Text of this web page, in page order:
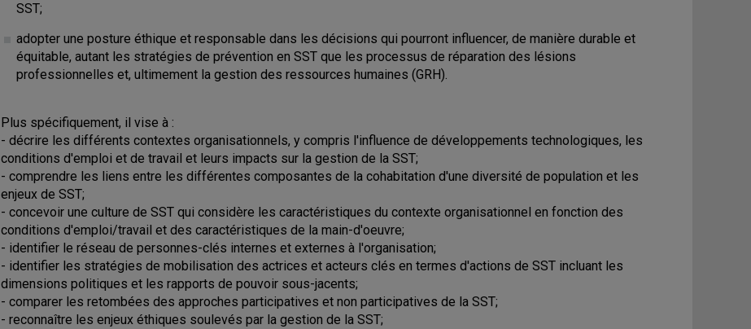
SST;
adopter une posture éthique et responsable dans les décisions qui pourront influencer, de manière durable et
équitable, autant les stratégies de prévention en SST que les processus de réparation des lésions
professionnelles et, ultimement la gestion des ressources humaines (GRH).
Plus spécifiquement, il vise à :
- décrire les différents contextes organisationnels, y compris l'influence de développements technologiques, les
conditions d'emploi et de travail et leurs impacts sur la gestion de la SST;
- comprendre les liens entre les différentes composantes de la cohabitation d'une diversité de population et les
enjeux de SST;
- concevoir une culture de SST qui considère les caractéristiques du contexte organisationnel en fonction des
conditions d'emploi/travail et des caractéristiques de la main-d'oeuvre;
- identifier le réseau de personnes-clés internes et externes à l'organisation;
- identifier les stratégies de mobilisation des actrices et acteurs clés en termes d'actions de SST incluant les
dimensions politiques et les rapports de pouvoir sous-jacents;
- comparer les retombées des approches participatives et non participatives de la SST;
- reconnaître les enjeux éthiques soulevés par la gestion de la SST;